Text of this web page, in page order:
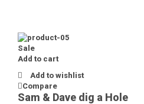
Sale
Add to cart
Add to wishlist
Compare
Sam & Dave dig a Hole